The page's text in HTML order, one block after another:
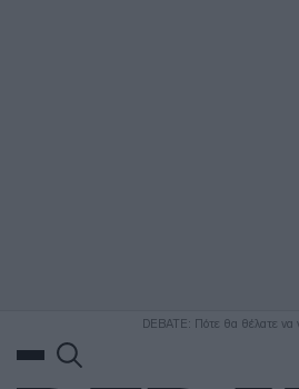
DEBATE: Πότε θα θέλατε να